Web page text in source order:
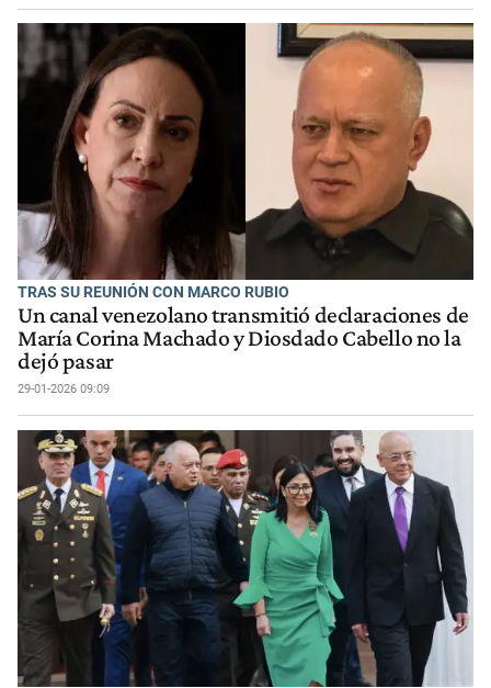
TRAS SU REUNIÓN CON MARCO RUBIO
Un canal venezolano transmitió declaraciones de
María Corina Machado y Diosdado Cabello no la
dejó pasar
29-01-2026 09:09